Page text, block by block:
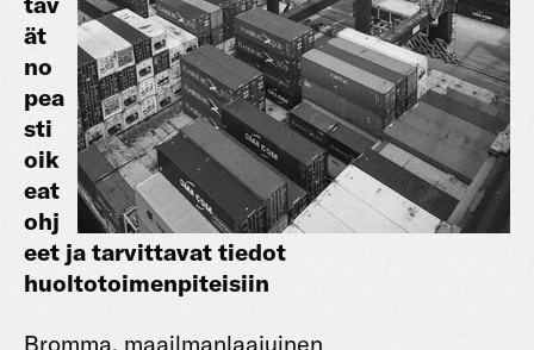
ät
no
pea
sti
oik
eat
ohj
eet ja tarvittavat tiedot
huoltotoimenpiteisiin
Bromma, maailmanlaajuinen